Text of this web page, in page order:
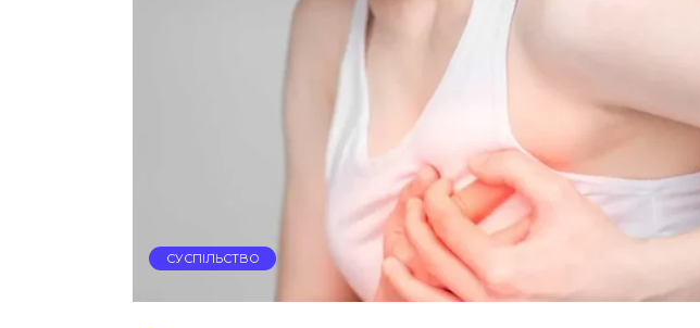
СУСПІЛЬСТВО